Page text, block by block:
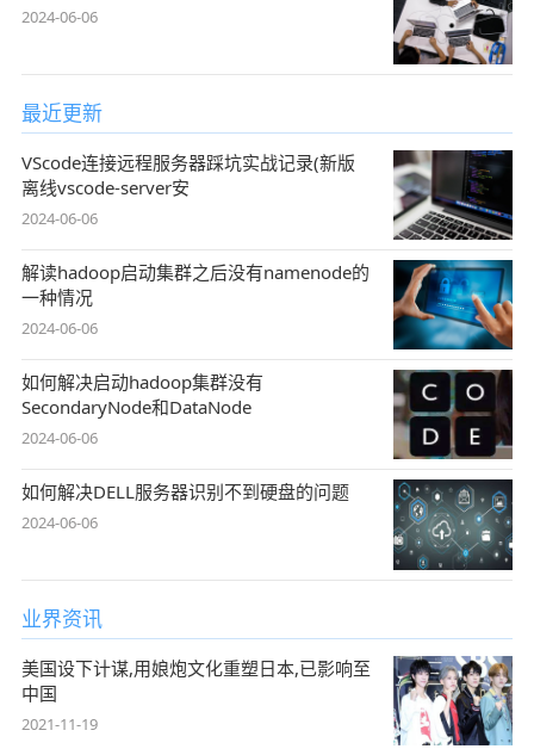
2024-06-06
最近更新
VScode连接远程服务器踩坑实战记录(新版
离线vscode-server安
2024-06-06
解读hadoop启动集群之后没有namenode的
一种情况
2024-06-06
如何解决启动hadoop集群没有
SecondaryNode和DataNode
2024-06-06
如何解决DELL服务器识别不到硬盘的问题
2024-06-06
业界资讯
美国设下计谋,用娘炮文化重塑日本,已影响至
中国
2021-11-19